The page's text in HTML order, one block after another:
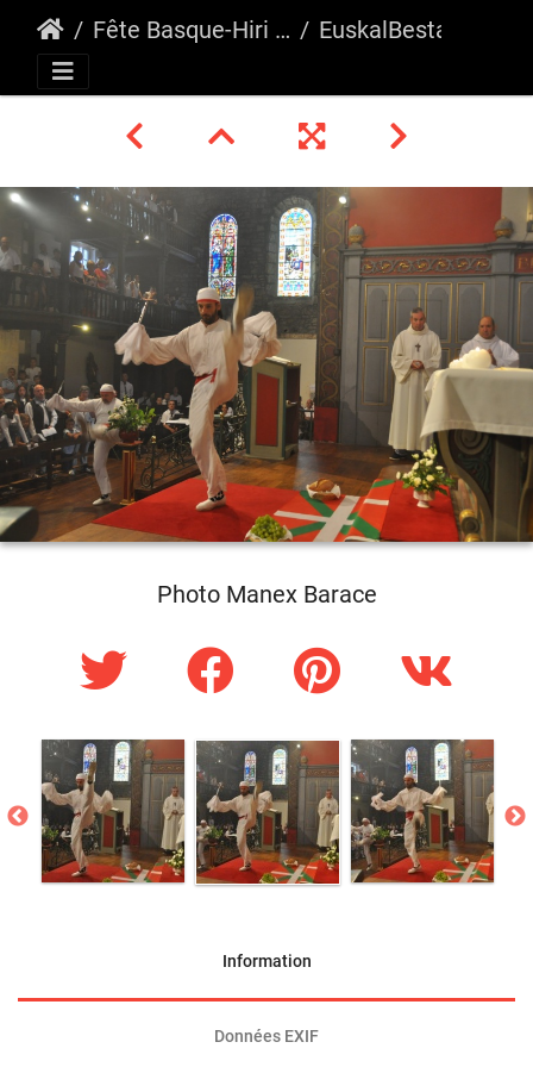
Fête Basque-Hiri Besta Hendaia 2016 EuskalBesta26_2016_Mutxiko_Hendaia
Photo Manex Barace
Information
Données EXIF